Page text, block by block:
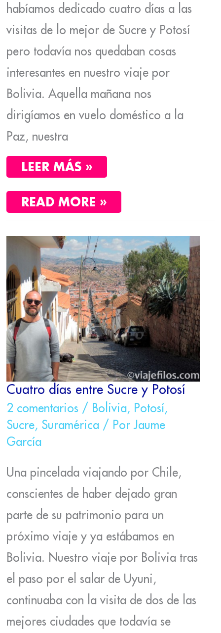
habíamos dedicado cuatro días a las
visitas de lo mejor de Sucre y Potosí
pero todavía nos quedaban cosas
interesantes en nuestro viaje por
Bolivia. Aquella mañana nos
dirigíamos en vuelo doméstico a la
Paz, nuestra
LEER MÁS »
READ MORE »
Cuatro días entre Sucre y Potosí
2 comentarios / Bolivia, Potosí,
Sucre, Suramérica/ PorJaume
García
Una pincelada viajando por Chile,
conscientes de haber dejado gran
parte de su patrimonio para un
próximo viaje y ya estábamos en
Bolivia. Nuestro viaje por Bolivia tras
el paso por el salar de Uyuni,
continuaba con la visita de dos de las
mejores ciudades que todavía se
CUATRO
DÍAS
ENTRE
SUCRE
Y
POTOSÍ